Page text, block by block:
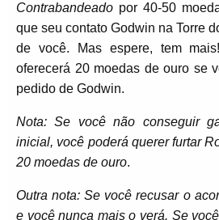
Contrabandeado por 40-50
que seu contato Godwin na Torre
de você. Mas espere, tem
oferecerá 20 moedas de ouro se
pedido de Godwin.
Nota: Se você não conseguir
inicial, você poderá querer furtar
20 moedas de ouro.
Outra nota: Se você recusar o
e você nunca mais o verá. Se